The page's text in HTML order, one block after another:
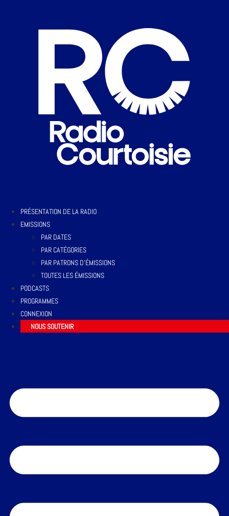
PRÉSENTATION DE LA RADIO
EMISSIONS
PAR DATES
PAR CATÉGORIES
PAR PATRONS D’ÉMISSIONS
TOUTES LES ÉMISSIONS
PODCASTS
PROGRAMMES
CONNEXION
NOUS SOUTENIR